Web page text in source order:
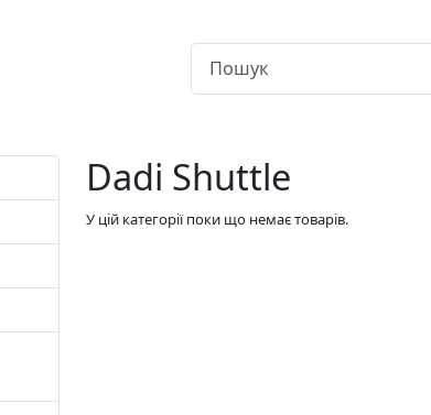
Dadi Shuttle
У цій категорії поки що немає товарів.